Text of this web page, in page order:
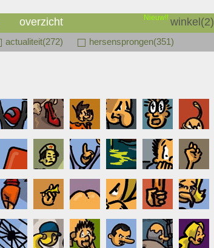
winkel(2)
Nieuw!!
overzicht
hersensprongen(351)
actualiteit(272)